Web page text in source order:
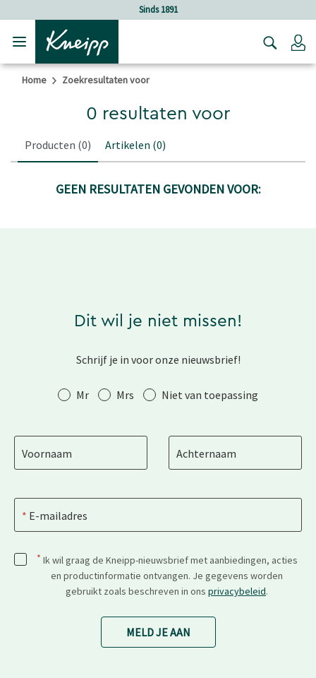
Verder gaan naar hoofdinhoud.Sinds 1891
Home Zoekresultaten voor
0 resultaten voor
Producten (0) Artikelen (0)
GEEN RESULTATEN GEVONDEN VOOR:
Dit wil je niet missen!
Schrijf je in voor onze nieuwsbrief!
Aanhef Mr Mrs Niet van toepassing
Voornaam Achternaam
E-mailadres
* Ik wil graag de Kneipp-nieuwsbrief met aanbiedingen, acties
en productinformatie ontvangen. Je gegevens worden
gebruikt zoals beschreven in ons privacybeleid.
MELD JE AAN